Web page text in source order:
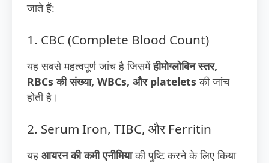
जाते हैं:
1. CBC (Complete Blood Count)
यह सबसे महत्वपूर्ण जांच है जिसमेंहीमोग्लोबिन स्तर,
RBCs की संख्या, WBCs, और platelets की जांच
होती है।
2. Serum Iron, TIBC, और Ferritin
यह आयरन की कमी एनीमियाकी पुष्टि करने के लिए किया